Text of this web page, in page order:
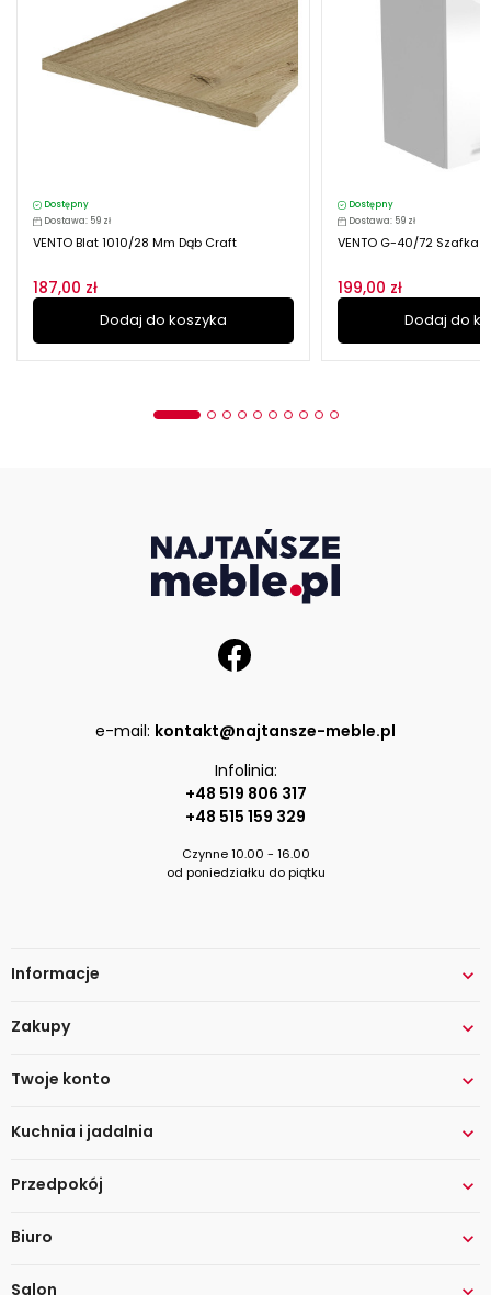
Dostępny
Dostawa: 59 zł
VENTO Blat 1010/28 Mm Dąb Craft
187,00 zł
Dodaj do koszyka
Dostępny
Dostawa: 59 zł
VENTO G-40/72 Szafka
199,00 zł
Dodaj do
e-mail: kontakt@najtansze-meble.pl
Infolinia:
+48 519 806 317
+48 515 159 329
Czynne 10.00 - 16.00
od poniedziałku do piątku
Informacje 
Zakupy 
Twoje konto 
Kuchnia i jadalnia 
Przedpokój 
Biuro 
Salon